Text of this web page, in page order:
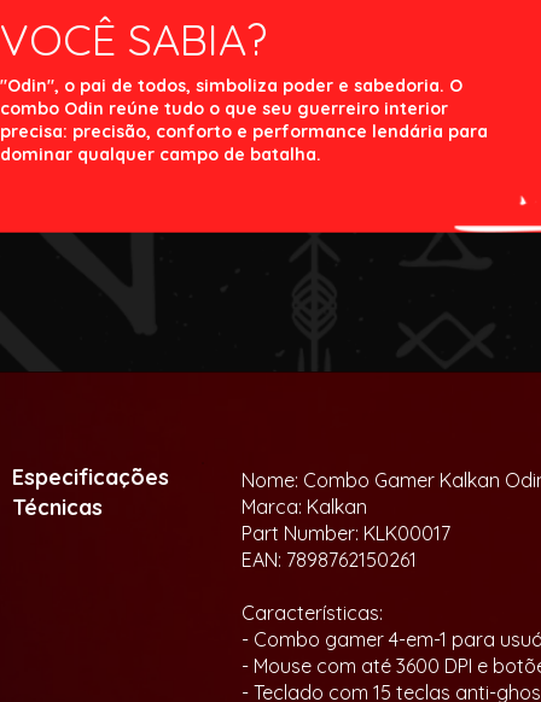
VOCÊ SABIA?
"Odin", o pai de todos, simboliza poder e sabedoria. O
combo Odin reúne tudo o que seu guerreiro interior
precisa: precisão, conforto e performance lendária para
dominar qualquer campo de batalha.
Especificações
Técnicas
Nome: Combo Gamer Kalkan
Marca: Kalkan
Part Number: KLK00017
EAN: 7898762150261
Características:
- Combo gamer 4-em-1 para
- Mouse com até 3600 DPI e
- Teclado com 15 teclas anti-